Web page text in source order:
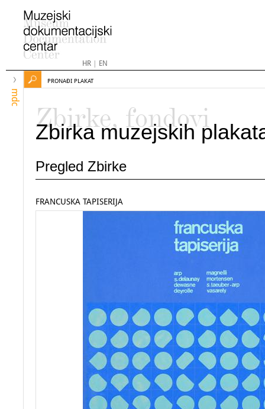
HR| EN
mdc
PRONAĐI PLAKAT
Zbirke, fondovi
Zbirka muzejskih
Pregled Zbirke
FRANCUSKA TAPISERIJA